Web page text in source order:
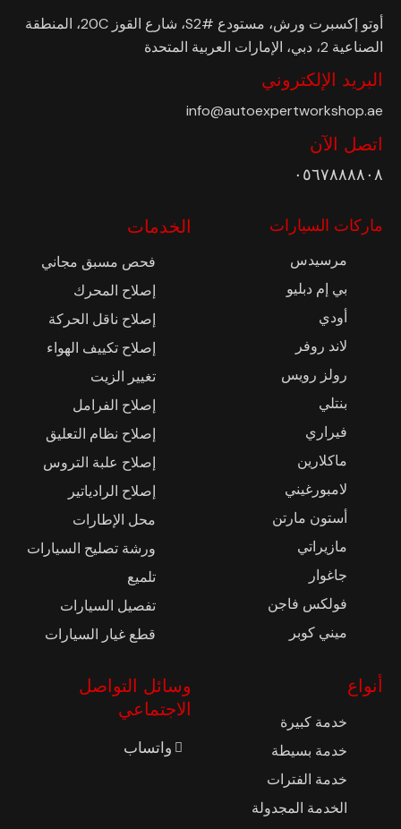
أوتو إكسبرت ورش، مستودع #S2، شارع القوز 20C، المنطقة
الصناعية 2، دبي، الإمارات العربية المتحدة
البريد الإلكتروني
info@autoexpertworkshop.ae
اتصل الآن
٠٥٦٧٨٨٨٨٠٨
ماركات السيارات
مرسيدس
بي إم دبليو
أودي
لاند روفر
رولز رويس
بنتلي
فيراري
ماكلارين
لامبورغيني
أستون مارتن
مازيراتي
جاغوار
فولكس فاجن
ميني كوبر
الخدمات
فحص مسبق مجاني
إصلاح المحرك
إصلاح ناقل الحركة
إصلاح تكييف الهواء
تغيير الزيت
إصلاح الفرامل
إصلاح نظام التعليق
إصلاح علبة التروس
إصلاح الرادياتير
محل الإطارات
ورشة تصليح السيارات
تلميع
تفصيل السيارات
قطع غيار السيارات
أنواع
خدمة كبيرة
خدمة بسيطة
خدمة الفترات
الخدمة المجدولة
وسائل التواصل
الاجتماعي
واتساب